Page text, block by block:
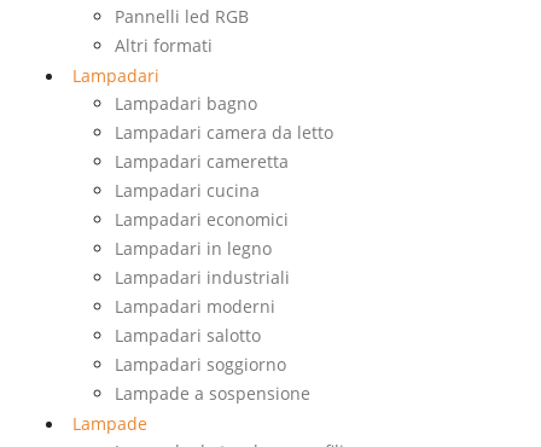
Pannelli led RGB
Altri formati
Lampadari
Lampadari bagno
Lampadari camera da letto
Lampadari cameretta
Lampadari cucina
Lampadari economici
Lampadari in legno
Lampadari industriali
Lampadari moderni
Lampadari salotto
Lampadari soggiorno
Lampade a sospensione
Lampade